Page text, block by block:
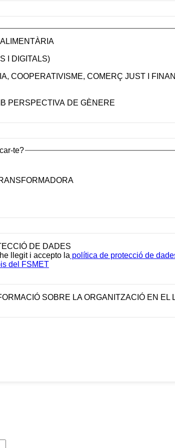
I DIGITALS)
COOPERATIVISME, COMERÇ JUST I
PERSPECTIVA DE GÈNERE
te?
DE DADES
llegit i accepto la política de protecció de
del FSMET
SOBRE LA ORGANITZACIÓ EN EL